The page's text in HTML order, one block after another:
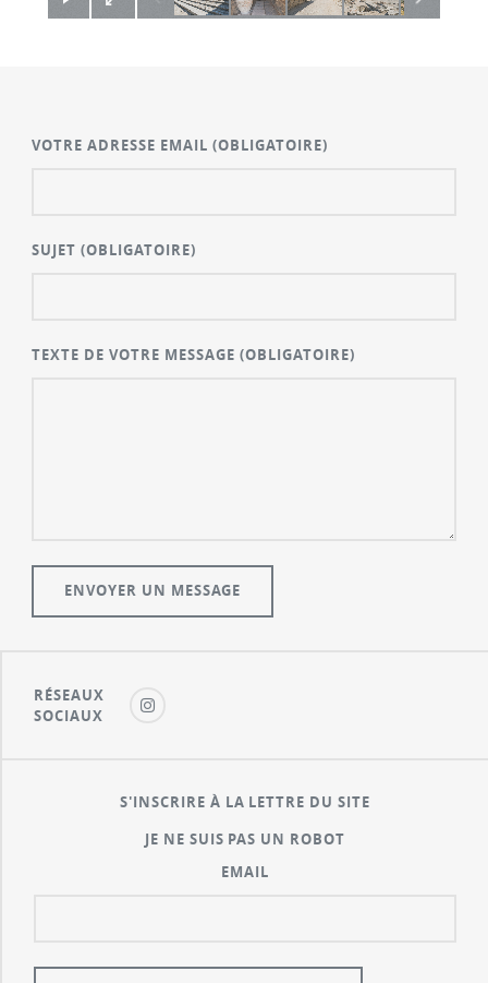
VOTRE ADRESSE EMAIL(OBLIGATOIRE)
SUJET(OBLIGATOIRE)
TEXTE DE VOTRE MESSAGE(OBLIGATOIRE)
RÉSEAUX
SOCIAUX
S'INSCRIRE À LA LETTRE DU SITE
JE NE SUIS PAS UN ROBOT
EMAIL